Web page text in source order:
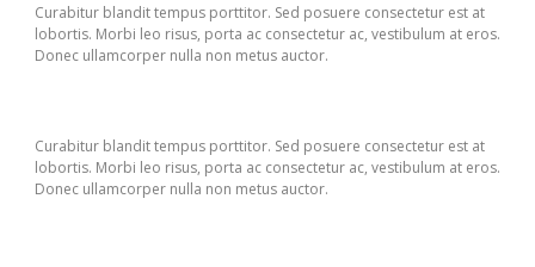
Curabitur blandit tempus porttitor. Sed posuere consectetur est at
lobortis. Morbi leo risus, porta ac consectetur ac, vestibulum at eros.
Donec ullamcorper nulla non metus auctor.
Curabitur blandit tempus porttitor. Sed posuere consectetur est at
lobortis. Morbi leo risus, porta ac consectetur ac, vestibulum at eros.
Donec ullamcorper nulla non metus auctor.